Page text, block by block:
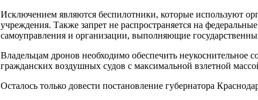
Исключением являются беспилотники, которые используют
учреждения. Также запрет не распространяется на
самоуправления и организации, выполняющие
Владельцам дронов необходимо обеспечить неукоснительное
гражданских воздушных судов с максимальной взлетной
Осталось только довести постановление губернатора